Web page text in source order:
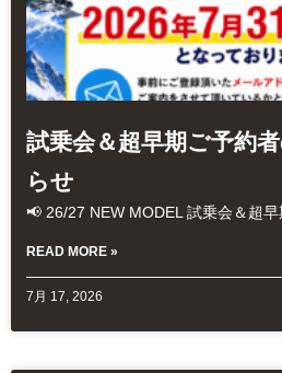
試乗会＆超早期ご予約
らせ
📢 26/27 NEW MODEL 試乗会＆超早
READ MORE »
7月 17, 2026